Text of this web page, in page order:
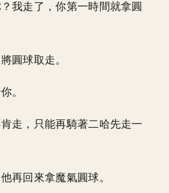
我走了，你第一時間就拿圓
圓球取走。
。
走，只能再騎著二哈先走一
再回來拿魔氣圓球。